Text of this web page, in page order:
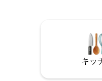
鉄、観光スポッ
カフェ、ショップ
ーティーやイベ
キッ